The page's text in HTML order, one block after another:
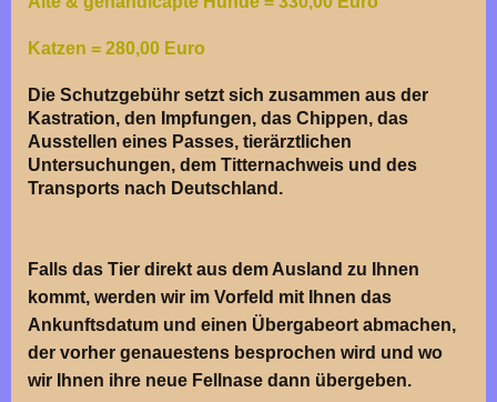
Katzen = 280,00 Euro
Die Schutzgebühr setzt sich zusammen aus der
Kastration, den Impfungen, das Chippen, das
Ausstellen eines Passes, tierärztlichen
Untersuchungen, dem Titternachweis und des
Transports nach Deutschland.
Falls das Tier direkt aus dem Ausland zu Ihnen
kommt, werden wir im Vorfeld mit Ihnen das
Ankunftsdatum und einen Übergabeort abmachen,
der vorher genauestens besprochen wird und wo
wir Ihnen ihre neue Fellnase dann übergeben.